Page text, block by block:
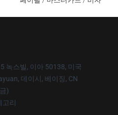
녹스빌, 이아 50138, 미국
데이시, 베이징, CN
)
리